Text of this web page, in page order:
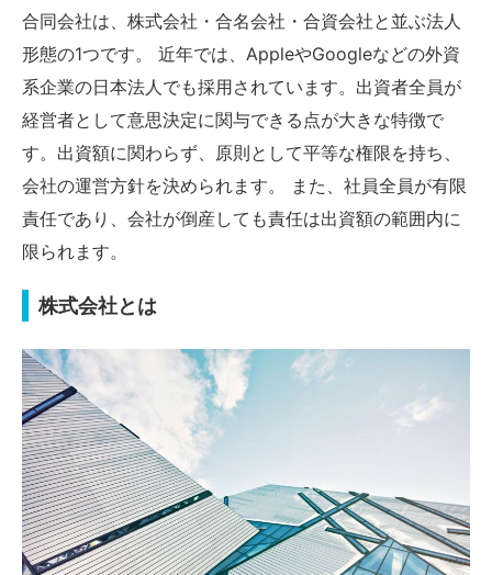
合同会社は、株式会社・合名会社・合資会社と並ぶ法人
形態の1つです。 近年では、AppleやGoogleなどの外資
系企業の日本法人でも採用されています。出資者全員が
経営者として意思決定に関与できる点が大きな特徴で
す。出資額に関わらず、原則として平等な権限を持ち、
会社の運営方針を決められます。 また、社員全員が有限
責任であり、会社が倒産しても責任は出資額の範囲内に
限られます。
株式会社とは